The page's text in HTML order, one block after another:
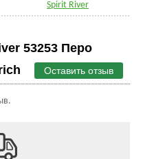
Spirit River
53253 Перо
Оставить отзыв